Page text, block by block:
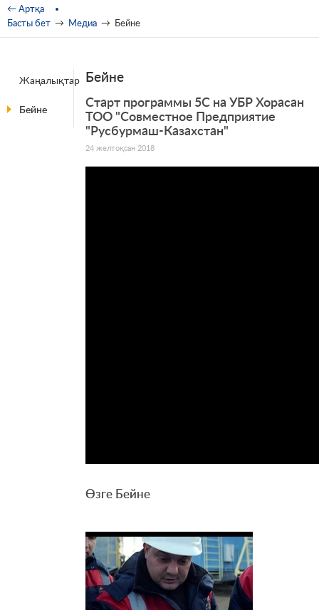
You are here
← Артқа
Басты бет → Медиа → Бейне
Жаңалықтар
Бейне
Бейне
Старт программы 5С на УБР Хорасан
ТОО "Совместное Предприятие
"Русбурмаш-Казахстан"
24 желтоқсан 2018
Өзге Бейне